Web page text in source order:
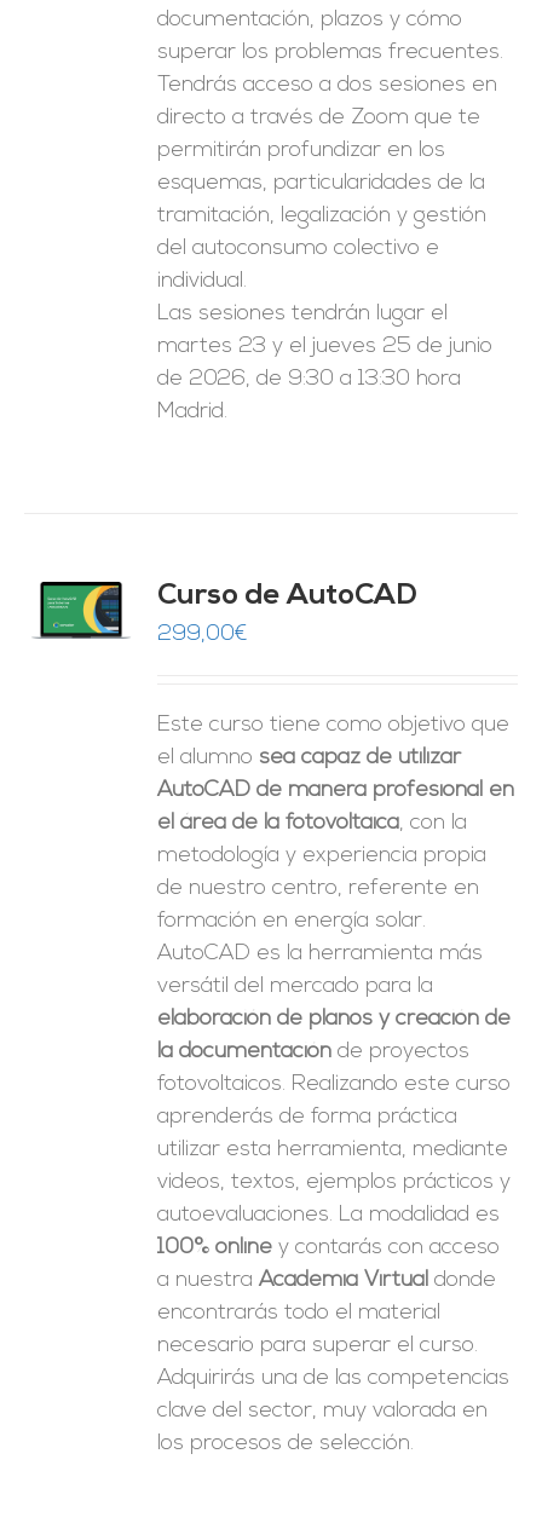
documentación, plazos y cómo
superar los problemas frecuentes.
Tendrás acceso a dos sesiones en
directo a través de Zoom que te
permitirán profundizar en los
esquemas, particularidades de la
tramitación, legalización y gestión
del autoconsumo colectivo e
individual.
Las sesiones tendrán lugar el
martes 23 y el jueves 25 de junio
de 2026, de 9:30 a 13:30 hora
Madrid.
Curso de AutoCAD
299,00€
Este curso tiene como objetivo que
el alumno sea capaz de utilizar
AutoCAD de manera profesional en
el área de la fotovoltaica, con la
metodología y experiencia propia
de nuestro centro, referente en
formación en energía solar.
AutoCAD es la herramienta más
versátil del mercado para la
elaboración de planos y creación de
la documentación de proyectos
fotovoltaicos. Realizando este curso
aprenderás de forma práctica
utilizar esta herramienta, mediante
videos, textos, ejemplos prácticos y
autoevaluaciones. La modalidad es
100% online y contarás con acceso
a nuestraAcademia Virtual donde
encontrarás todo el material
necesario para superar el curso.
Adquirirás una de las competencias
clave del sector, muy valorada en
los procesos de selección.